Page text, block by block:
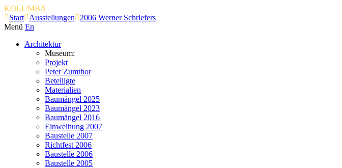
KOLUMBA
Start
Ausstellungen
2006 Werner Schriefers
Menü En
Architektur
Museum:
Projekt
Peter Zumthor
Beteiligte
Materialien
Baumängel 2025
Baumängel 2023
Baumängel 2016
Einweihung 2007
Baustelle 2007
Richtfest 2006
Baustelle 2006
Baustelle 2005